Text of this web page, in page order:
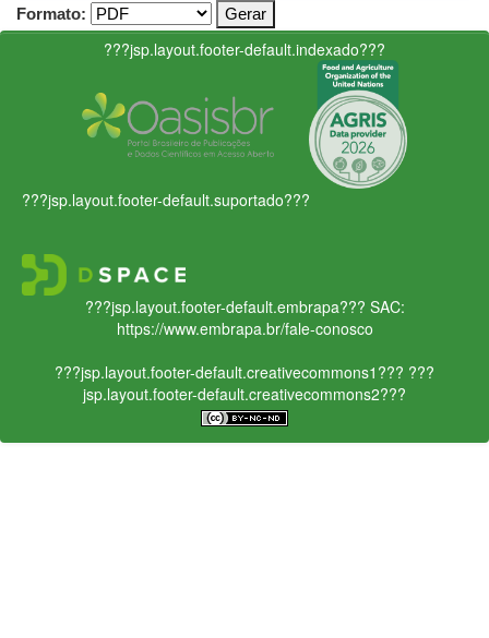
Formato:
???jsp.layout.footer-default.indexado???
???jsp.layout.footer-default.suportado???
???jsp.layout.footer-default.embrapa??? SAC:
https://www.embrapa.br/fale-conosco
???jsp.layout.footer-default.creativecommons1??? ???
jsp.layout.footer-default.creativecommons2???